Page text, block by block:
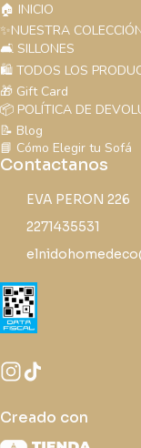
🏠 INICIO
✨NUESTRA
🛋️ SILLONES
🛍️ TODOS LOS
🎁 Gift Card
📦 POLÍTICA DE
📝 Blog
📘 Cómo Elegir tu Sofá
Contactanos
EVA PERON 226
2271435531
Creado con